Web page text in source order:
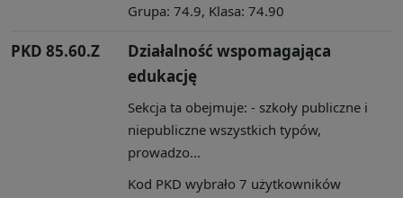
Grupa: 74.9, Klasa: 74.90
PKD 85.60.Z
Działalność wspomagająca
edukację
Sekcja ta obejmuje: - szkoły publiczne i
niepubliczne wszystkich typów,
prowadzo...
Kod PKD wybrało 7 użytkowników